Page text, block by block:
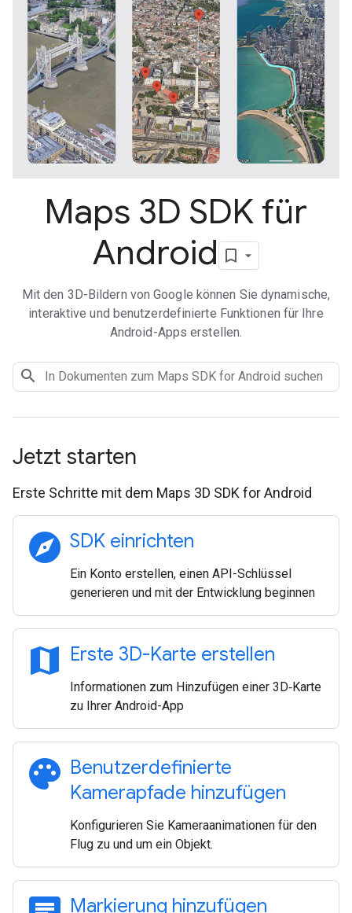
Maps 3D SDK für
Android
Mit den 3D-Bildern von Google können Sie dynamische,
interaktive und benutzerdefinierte Funktionen für Ihre
Android-Apps erstellen.
Jetzt starten
Erste Schritte mit dem Maps 3D SDK for Android
explore SDK einrichten
Ein Konto erstellen, einen API-Schlüssel
generieren und mit der Entwicklung beginnen
map Erste 3D-Karte erstellen
Informationen zum Hinzufügen einer 3D‑Karte
zu Ihrer Android-App
palette Benutzerdefinierte
Kamerapfade hinzufügen
Konfigurieren Sie Kameraanimationen für den
Flug zu und um ein Objekt.
Markierung hinzufügen